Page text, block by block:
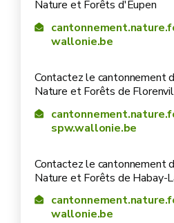
Nature et Forêts d'Eupen
wallonie.be
Contactez le cantonnement
Nature et Forêts de
spw.wallonie.be
Contactez le cantonnement
Nature et Forêts de Habay-
wallonie.be